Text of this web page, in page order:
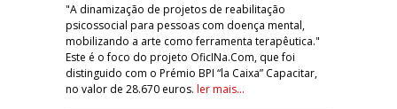
"A dinamização de projetos de reabilitação
psicossocial para pessoas com doença mental,
mobilizando a arte como ferramenta terapêutica."
Este é o foco do projeto OficINa.Com, que foi
distinguido com o Prémio BPI “la Caixa” Capacitar,
no valor de 28.670 euros. ler mais...